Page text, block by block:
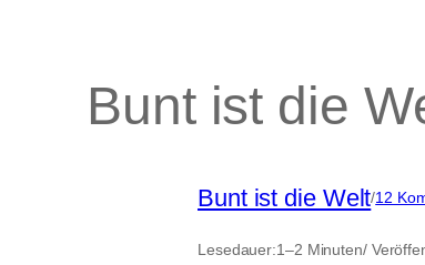
Bunt ist die
Bunt ist die Welt/12
Lesedauer:1–2 Minuten/